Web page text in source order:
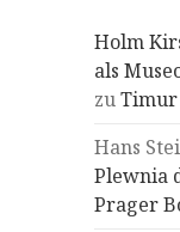
Holm
als
zuTimur
Hans
Plewnia
Prager